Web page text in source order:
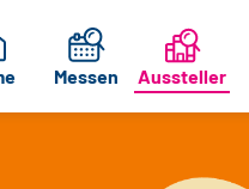
Messen Aussteller